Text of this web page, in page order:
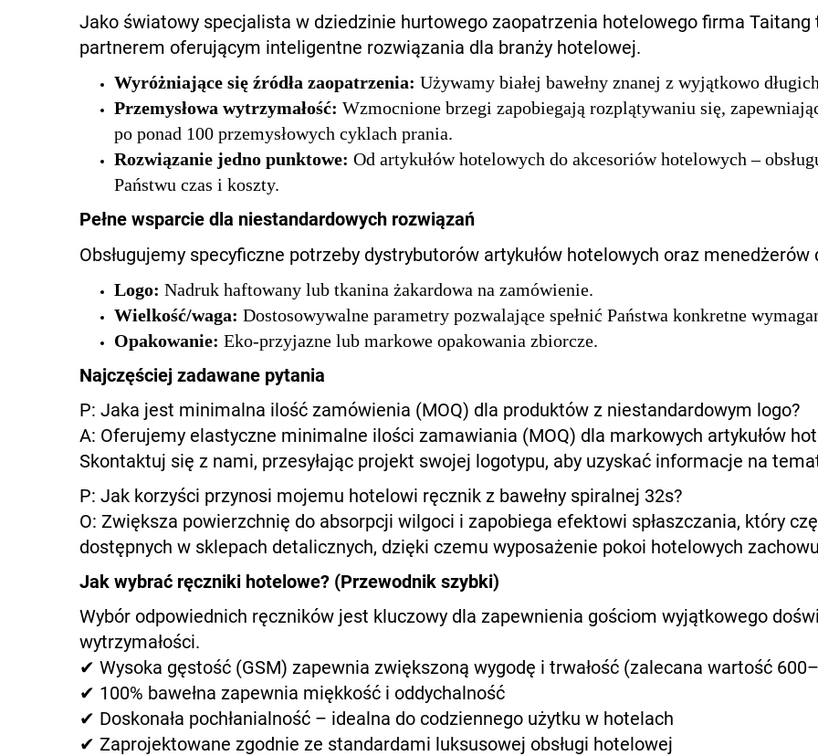
Jako światowy specjalista w dziedzinie hurtowego zaopatrzenia hotelowego firma
partnerem oferującym inteligentne rozwiązania dla branży hotelowej.
Wyróżniające się źródła zaopatrzenia: Używamy białej bawełny znanej z wyjątkowo
Przemysłowa wytrzymałość: Wzmocnione brzegi zapobiegają rozplątywaniu się,
po ponad 100 przemysłowych cyklach prania.
Rozwiązanie jedno punktowe: Od artykułów hotelowych do akcesoriów hotelowych –
Państwu czas i koszty.
Pełne wsparcie dla niestandardowych rozwiązań
Obsługujemy specyficzne potrzeby dystrybutorów artykułów hotelowych oraz menedżerów
Logo: Nadruk haftowany lub tkanina żakardowa na zamówienie.
Wielkość/waga: Dostosowywalne parametry pozwalające spełnić Państwa konkretne
Opakowanie: Eko-przyjazne lub markowe opakowania zbiorcze.
Najczęściej zadawane pytania
P: Jaka jest minimalna ilość zamówienia (MOQ) dla produktów z niestandardowym logo?
A: Oferujemy elastyczne minimalne ilości zamawiania (MOQ) dla markowych artykułów
Skontaktuj się z nami, przesyłając projekt swojej logotypu, aby uzyskać informacje na
P: Jak korzyści przynosi mojemu hotelowi ręcznik z bawełny spiralnej 32s?
O: Zwiększa powierzchnię do absorpcji wilgoci i zapobiega efektowi spłaszczania, który
dostępnych w sklepach detalicznych, dzięki czemu wyposażenie pokoi hotelowych
Jak wybrać ręczniki hotelowe? (Przewodnik szybki)
Wybór odpowiednich ręczników jest kluczowy dla zapewnienia gościom wyjątkowego
wytrzymałości.
✔ Wysoka gęstość (GSM) zapewnia zwiększoną wygodę i trwałość (zalecana wartość
✔ 100% bawełna zapewnia miękkość i oddychalność
✔ Doskonała pochłanialność – idealna do codziennego użytku w hotelach
✔ Zaprojektowane zgodnie ze standardami luksusowej obsługi hotelowej